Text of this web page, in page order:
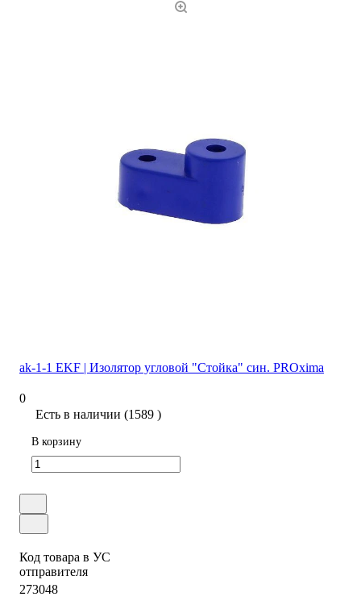
ak-1-1 EKF | Изолятор угловой "Стойка" син. PROxima
0
Есть в наличии (1589 )
В корзину
Код товара в УС
отправителя
273048